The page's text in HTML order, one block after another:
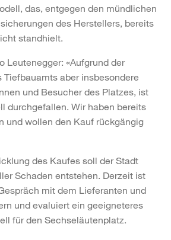
das, entgegen den mündlichen
des Herstellers, bereits
standhielt.
Leutenegger: «Aufgrund der
Tiefbauamts aber insbesondere
und Besucher des Platzes, ist
durchgefallen. Wir haben bereits
und wollen den Kauf rückgängig
des Kaufes soll der Stadt
Schaden entstehen. Derzeit ist
mit dem Lieferanten und
und evaluiert ein geeigneteres
für den Sechseläutenplatz.